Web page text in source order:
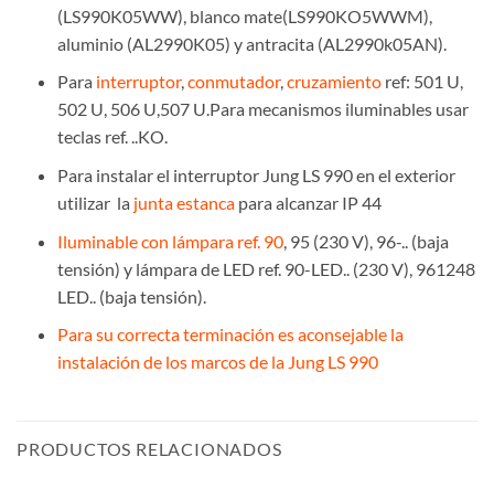
(LS990K05WW), blanco mate(LS990KO5WWM),
aluminio (AL2990K05) y antracita (AL2990k05AN).
Para interruptor,conmutador,cruzamientoref: 501 U,
502 U, 506 U,507 U.Para mecanismos iluminables usar
teclas ref. ..KO.
Para instalar el interruptor Jung LS 990 en el exterior
utilizar la junta estancapara alcanzar IP 44
Iluminable con lámpara ref. 90, 95 (230 V), 96-.. (baja
tensión) y lámpara de LED ref. 90-LED.. (230 V), 961248
LED.. (baja tensión).
Para su correcta terminación es aconsejable la
instalación de los marcos de la Jung LS 990
PRODUCTOS RELACIONADOS